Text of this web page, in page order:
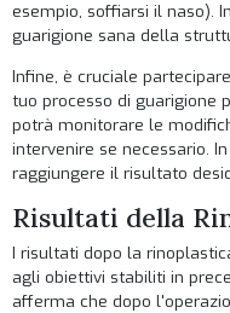
esempio, soffiarsi il naso).
guarigione sana della
Infine, è cruciale
tuo processo di guarigione
potrà monitorare le
intervenire se necessario.
raggiungere il risultato
Risultati della
I risultati dopo la
agli obiettivi stabiliti in
afferma che dopo